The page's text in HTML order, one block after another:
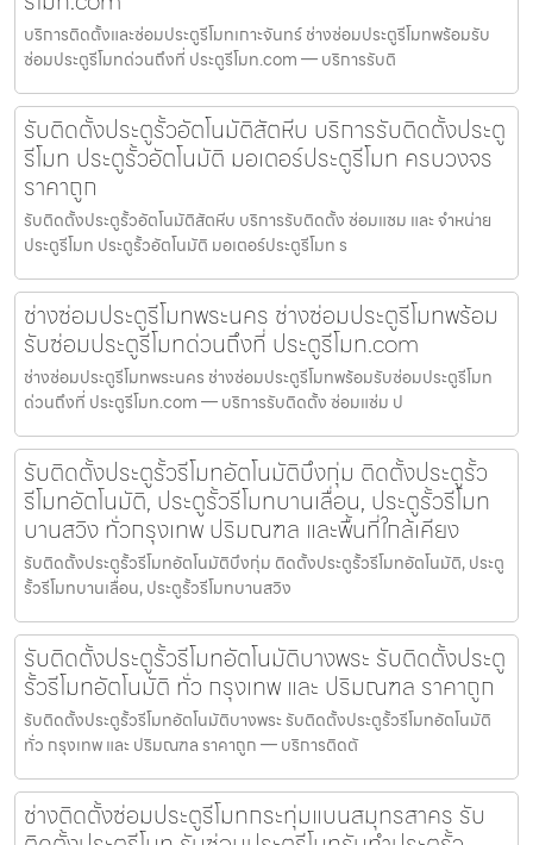
บริการติดตั้งและซ่อมประตูรีโมทเกาะจันทร์ ช่างซ่อมประตูรีโมทพร้อมรับ
ซ่อมประตูรีโมทด่วนถึงที่ ประตูรีโมท.com — บริการรับติ
รับติดตั้งประตูรั้วอัตโนมัติสัตหีบ บริการรับติดตั้งประตู
รีโมท ประตูรั้วอัตโนมัติ มอเตอร์ประตูรีโมท ครบวงจร
ราคาถูก
รับติดตั้งประตูรั้วอัตโนมัติสัตหีบ บริการรับติดตั้ง ซ่อมแซม และ จำหน่าย
ประตูรีโมท ประตูรั้วอัตโนมัติ มอเตอร์ประตูรีโมท ร
ช่างซ่อมประตูรีโมทพระนคร ช่างซ่อมประตูรีโมทพร้อม
รับซ่อมประตูรีโมทด่วนถึงที่ ประตูรีโมท.com
ช่างซ่อมประตูรีโมทพระนคร ช่างซ่อมประตูรีโมทพร้อมรับซ่อมประตูรีโมท
ด่วนถึงที่ ประตูรีโมท.com — บริการรับติดตั้ง ซ่อมแซ่ม ป
รับติดตั้งประตูรั้วรีโมทอัตโนมัติบึงกุ่ม ติดตั้งประตูรั้ว
รีโมทอัตโนมัติ, ประตูรั้วรีโมทบานเลื่อน, ประตูรั้วรีโมท
บานสวิง ทั่วกรุงเทพ ปริมณฑล และพื้นที่ใกล้เคียง
รับติดตั้งประตูรั้วรีโมทอัตโนมัติบึงกุ่ม ติดตั้งประตูรั้วรีโมทอัตโนมัติ, ประตู
รั้วรีโมทบานเลื่อน, ประตูรั้วรีโมทบานสวิง
รับติดตั้งประตูรั้วรีโมทอัตโนมัติบางพระ รับติดตั้งประตู
รั้วรีโมทอัตโนมัติ ทั่ว กรุงเทพ และ ปริมณฑล ราคาถูก
รับติดตั้งประตูรั้วรีโมทอัตโนมัติบางพระ รับติดตั้งประตูรั้วรีโมทอัตโนมัติ
ทั่ว กรุงเทพ และ ปริมณฑล ราคาถูก — บริการติดตั
ช่างติดตั้งซ่อมประตูรีโมทกระทุ่มแบนสมุทรสาคร รับ